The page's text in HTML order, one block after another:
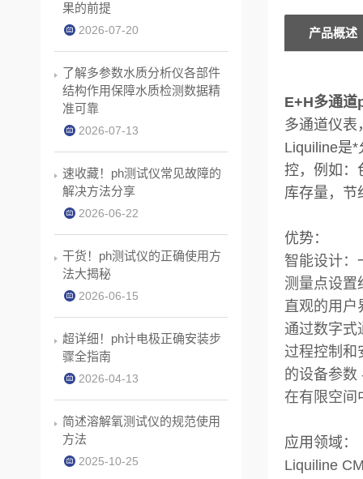
产品概述
E+H多通道
多通道仪表
Liquiline是
控，例如：
库存量，节
优势：
智能设计：
测量点设置
直观的用户
通过数字式
过程控制和
的设备参数
在有限空间
应用领域：
Liquiline
果的前提
2026-07-20
了解多参数水质分析仪各部件
结构作用保障水质检测数据精
准可靠
2026-07-13
速收藏！ph测试仪常见故障的
解决方法分享
2026-06-22
干货！ph测试仪的正确使用方
法大揭秘
2026-06-15
超详细！ph计电极正确安装步
骤全指南
2026-04-13
简述溶解氧测试仪的规范使用
方法
2025-10-25